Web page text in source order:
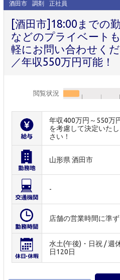
酒田市 調剤 正社員
[酒田市]18:00までの
などのプライベート
軽にお問い合わせく
／年収550万円可能！
閲覧状況
年収400万円～550万
を考慮して決定いた
さい！
山形県 酒田市
-
店舗の営業時間に準ず
水土(午後)・日祝 / 週
日120日